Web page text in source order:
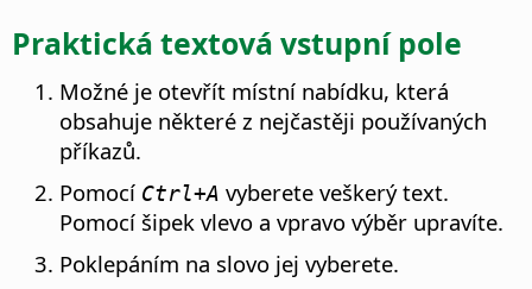
Praktická textová vstupní pole
Možné je otevřít místní nabídku, která
obsahuje některé z nejčastěji používaných
příkazů.
Pomocí Ctrl+A vyberete veškerý text.
Pomocí šipek vlevo a vpravo výběr upravíte.
Poklepáním na slovo jej vyberete.